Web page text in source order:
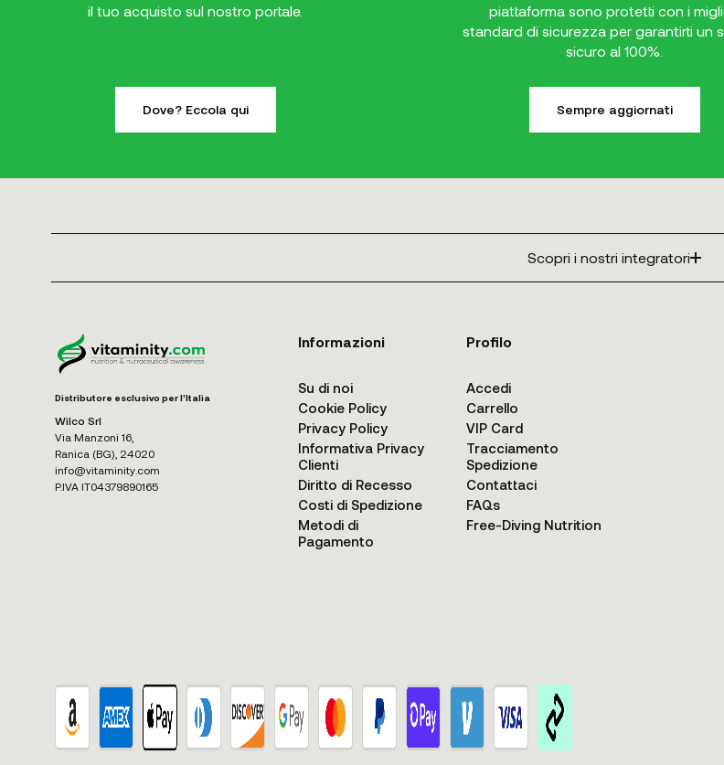
il tuo acquisto sul nostro portale.
Dove? Eccola qui
piattaforma sono protetti con i
standard di sicurezza per garantirti un
sicuro al 100%.
Sempre aggiornati
Scopri i nostri integratori
Distributore esclusivo per l'Italia
Wilco Srl
Via Manzoni 16,
Ranica (BG), 24020
info@vitaminity.com
P.IVA IT04379890165
Informazioni
Su di noi
Cookie Policy
Privacy Policy
Informativa Privacy
Clienti
Diritto di Recesso
Costi di Spedizione
Metodi di
Pagamento
Profilo
Accedi
Carrello
VIP Card
Tracciamento
Spedizione
Contattaci
FAQs
Free-Diving Nutrition